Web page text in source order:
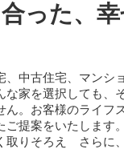
った、
、中古住宅、マン
な家を選択しても、
ん。お客様のライフ
ご提案をいたします
取りそろえ さらに